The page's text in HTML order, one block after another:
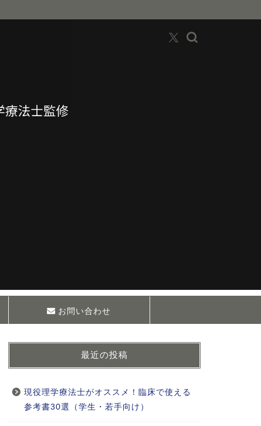
お問い合わせ
最近の投稿
現役理学療法士がオススメ！臨床で使える
参考書30選（学生・若手向け）